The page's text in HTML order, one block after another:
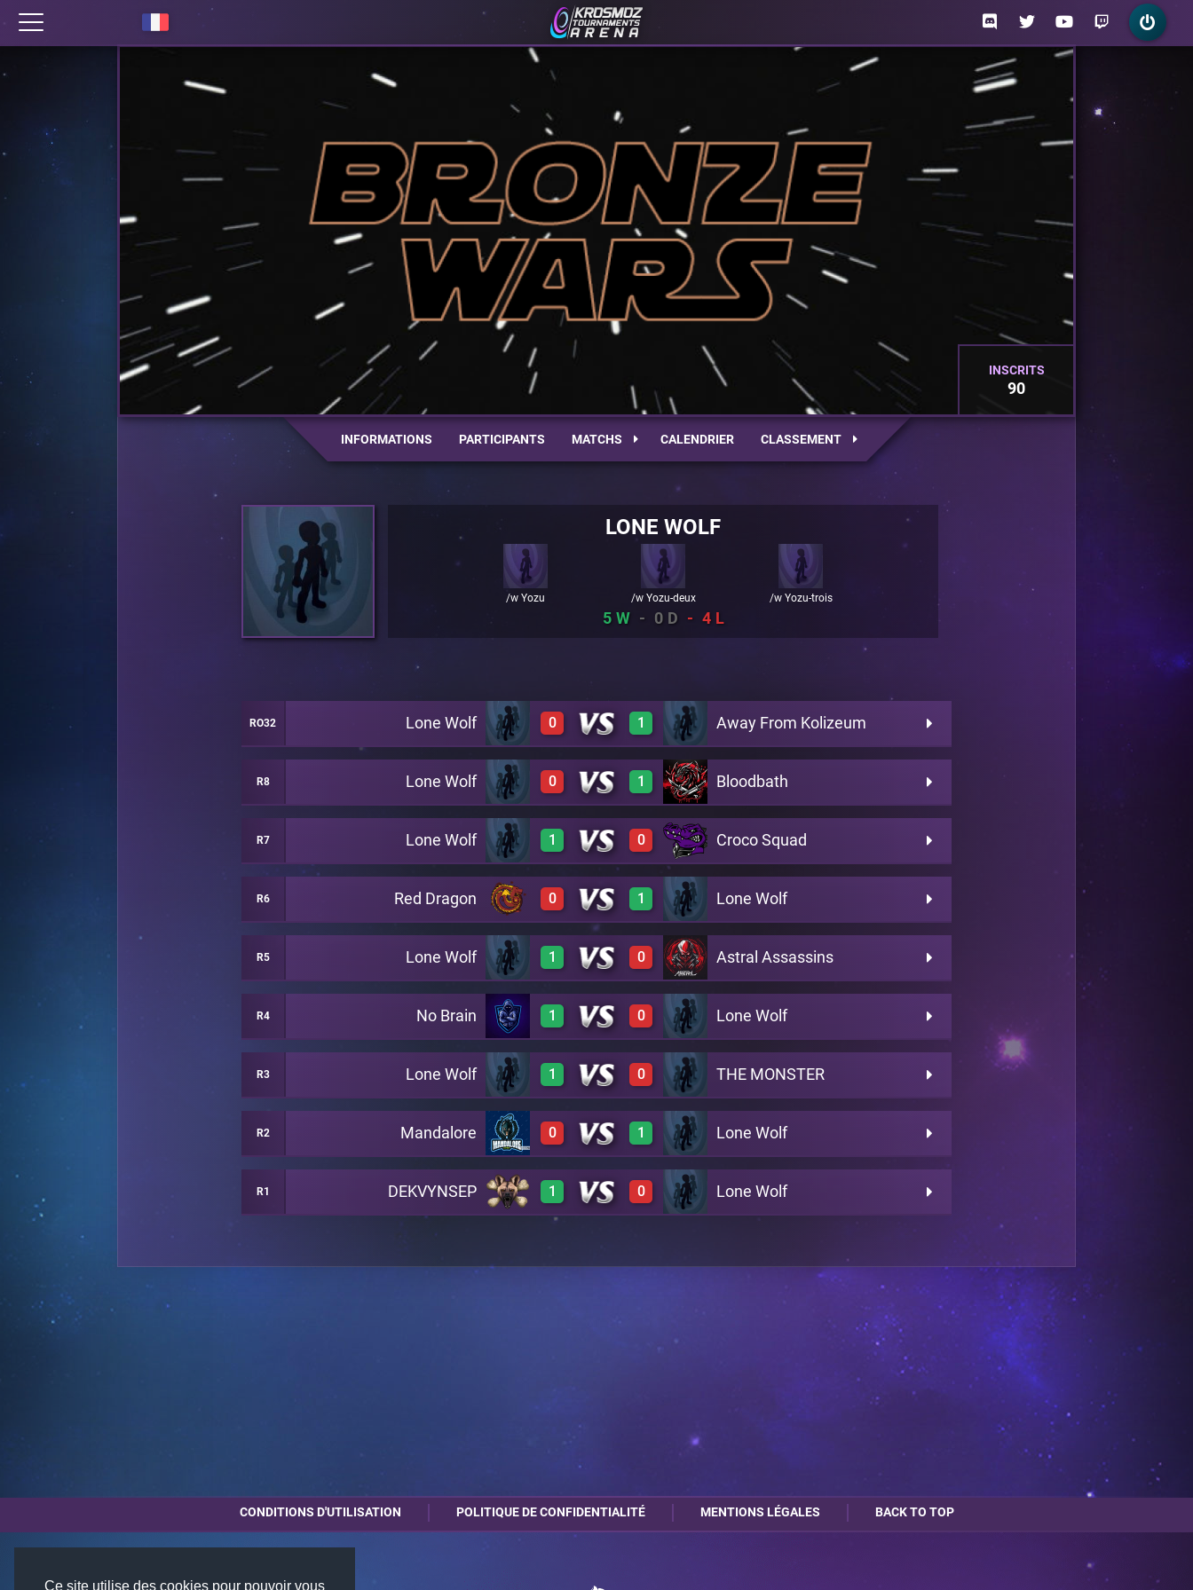
Ce site utilise des cookies pour pouvoir vous
INSCRITS
90
INFORMATIONS PARTICIPANTS MATCHS CALENDRIER CLASSEMENT
LONE WOLF
/w Yozu /w Yozu-deux /w Yozu-trois
5 0 4
RO32 Lone Wolf 0 Away From Kolizeum
1
0 A18 1
R8 Lone Wolf 0 Bloodbath
1
0 A30 1
R7 Lone Wolf 1 Croco Squad
0
1 A10 0
R6 Red Dragon 0 Lone Wolf
1
0 A2 1
R5 Lone Wolf 1 Astral Assassins
0
1 A36 0
R4 No Brain 1 Lone Wolf
0
1 A40 0
R3 Lone Wolf 1 THE MONSTER
0
1 A27 0
R2 Mandalore 0 Lone Wolf
1
0 A1 1
R1 DEKVYNSEP 1 Lone Wolf
0
CONDITIONS D'UTILISATION POLITIQUE DE CONFIDENTIALITÉ MENTIONS LÉGALES BACK TO TOP